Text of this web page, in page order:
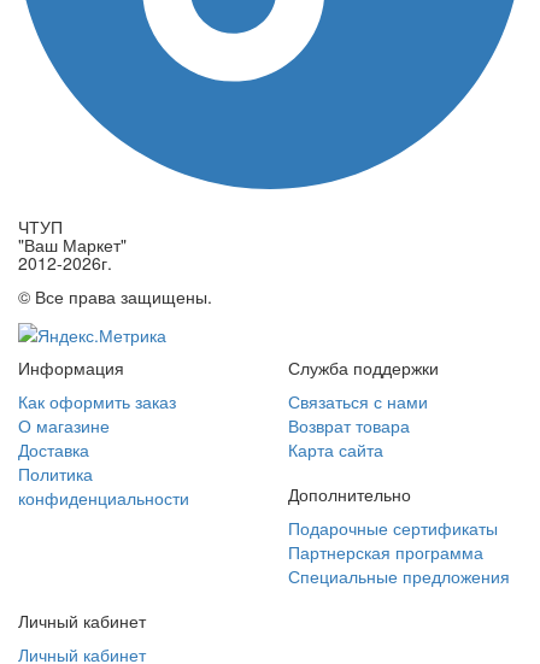
ЧТУП
"Ваш Маркет"
2012-2026г.
© Все права защищены.
Информация
Как оформить заказ
О магазине
Доставка
Политика
конфиденциальности
Служба поддержки
Связаться с нами
Возврат товара
Карта сайта
Дополнительно
Подарочные сертификаты
Партнерская программа
Специальные предложения
Личный кабинет
Личный кабинет